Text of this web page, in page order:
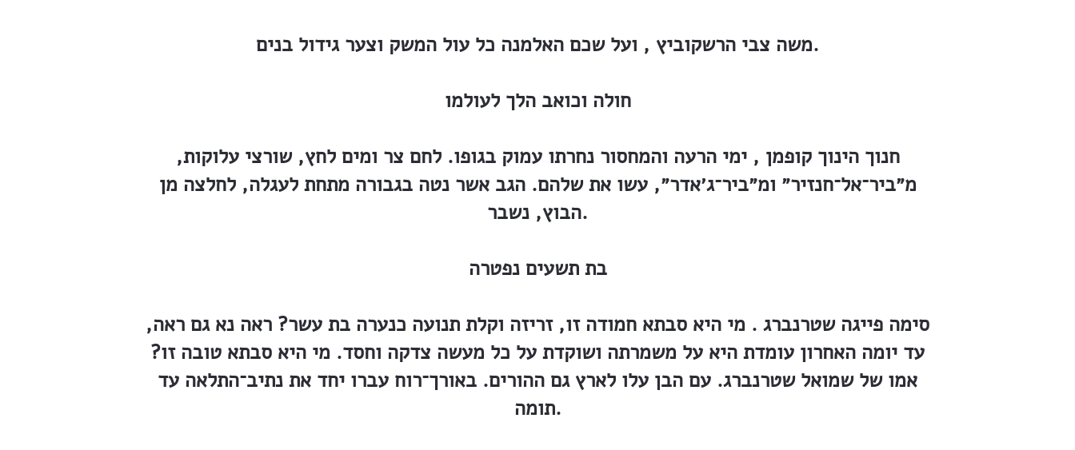
משה צבי הרשקוביץ , ועל שכם האלמנה כל עול המשק וצער גידול בנים.
חולה וכואב הלך לעולמו
חנוך הינוך קופמן , ימי הרעה והמחסור נחרתו עמוק בגופו. לחם צר ומים לחץ, שורצי עלוקות,
מ״ביר־אל־חנזיר״ ומ״ביר־ג׳אדר״, עשו את שלהם. הגב אשר נטה בגבורה מתחת לעגלה, לחלצה מן
הבוץ, נשבר.
בת תשעים נפטרה
סימה פייגה שטרנברג . מי היא סבתא חמודה זו, זריזה וקלת תנועה כנערה בת עשר? ראה נא גם ראה,
עד יומה האחרון עומדת היא על משמרתה ושוקדת על כל מעשה צדקה וחסד. מי היא סבתא טובה זו?
אמו של שמואל שטרנברג. עם הבן עלו לארץ גם ההורים. באורך־רוח עברו יחד את נתיב־התלאה עד
תומה.